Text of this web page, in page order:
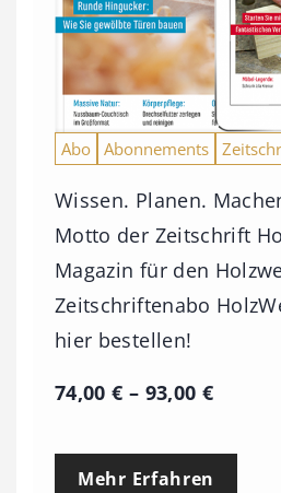
Abo Abonnements
Wissen. Planen.
Motto der Zeitschrift
Magazin für den
Zeitschriftenabo
hier bestellen!
74,00€ – 93,00 €P
e
Mehr Erfahren